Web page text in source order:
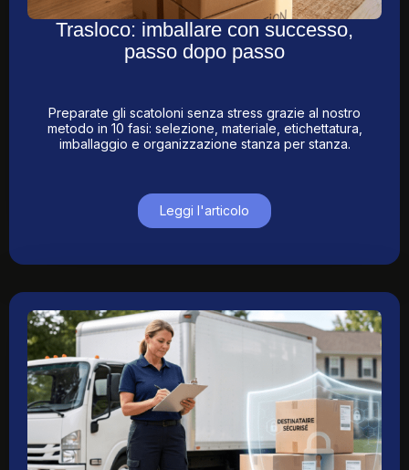
Trasloco: imballare con successo,
passo dopo passo
Preparate gli scatoloni senza stress grazie al nostro
metodo in 10 fasi: selezione, materiale, etichettatura,
imballaggio e organizzazione stanza per stanza.
Leggi l'articolo